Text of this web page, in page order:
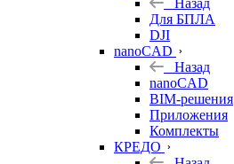
Назад
Для БПЛА
DJI
nanoCAD
Назад
nanoCAD
BIM-решения
Приложения
Комплекты
КРЕДО